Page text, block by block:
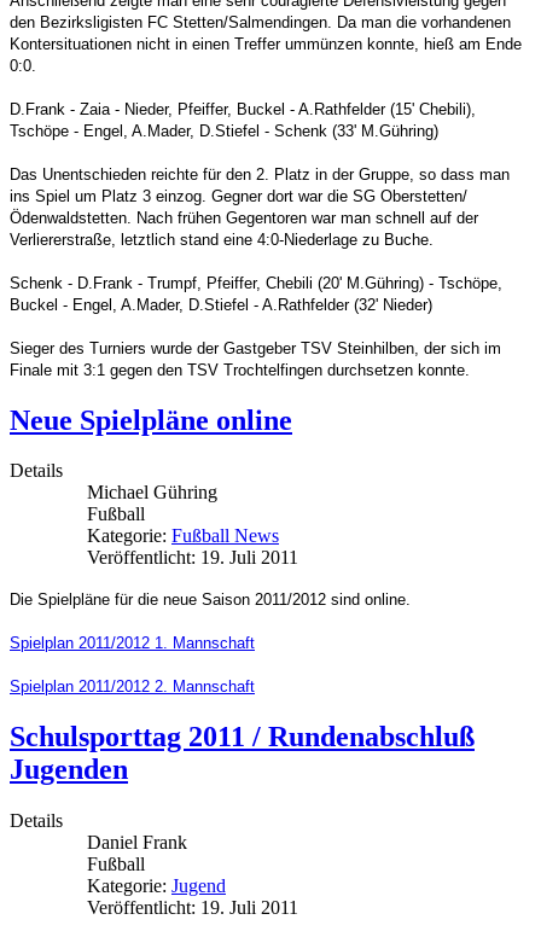
den Bezirksligisten FC Stetten/Salmendingen. Da man die vorhandenen
Kontersituationen nicht in einen Treffer ummünzen konnte, hieß am Ende
0:0.
D.Frank - Zaia - Nieder, Pfeiffer, Buckel - A.Rathfelder (15' Chebili),
Tschöpe - Engel, A.Mader, D.Stiefel - Schenk (33' M.Gühring)
Das Unentschieden reichte für den 2. Platz in der Gruppe, so dass man
ins Spiel um Platz 3 einzog. Gegner dort war die SG Oberstetten/
Ödenwaldstetten. Nach frühen Gegentoren war man schnell auf der
Verliererstraße, letztlich stand eine 4:0-Niederlage zu Buche.
Schenk - D.Frank - Trumpf, Pfeiffer, Chebili (20' M.Gühring) - Tschöpe,
Buckel - Engel, A.Mader, D.Stiefel - A.Rathfelder (32' Nieder)
Sieger des Turniers wurde der Gastgeber TSV Steinhilben, der sich im
Finale mit 3:1 gegen den TSV Trochtelfingen durchsetzen konnte.
Neue Spielpläne online
Details
Michael Gühring
Fußball
Kategorie: Fußball News
Veröffentlicht: 19. Juli 2011
Die Spielpläne für die neue Saison 2011/2012 sind online.
Spielplan 2011/2012 1. Mannschaft
Spielplan 2011/2012 2. Mannschaft
Schulsporttag 2011 / Rundenabschluß
Jugenden
Details
Daniel Frank
Fußball
Kategorie: Jugend
Veröffentlicht: 19. Juli 2011